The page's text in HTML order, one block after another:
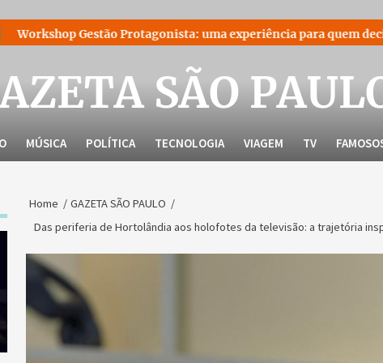
Protagonista: uma experiência para quem decidiu liderar a
SÃO
MÚSICA POLÍTICA TECNOLOGIA VIAGEM TV
Home
GAZETA SÃO PAULO
Das periferia de Hortolândia aos holofotes da televisão: a trajetória